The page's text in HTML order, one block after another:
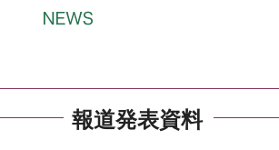
報道発表資料